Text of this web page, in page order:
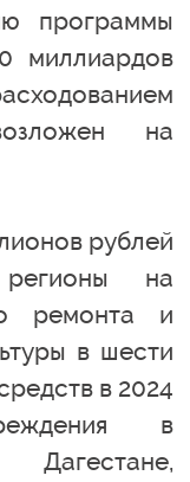
программы
миллиардов
на
рублей
на
ремонта и
в шести
в 2024
в